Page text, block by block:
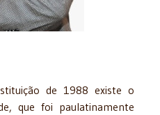
de 1988 existe o
que foi paulatinamente